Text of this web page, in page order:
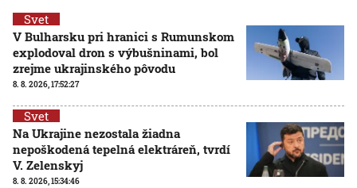
Svet
V Bulharsku pri hranici s Rumunskom
explodoval dron s výbušninami, bol
zrejme ukrajinského pôvodu
8. 8. 2026, 17:52:27
Svet
Na Ukrajine nezostala žiadna
nepoškodená tepelná elektráreň, tvrdí
V. Zelenskyj
8. 8. 2026, 15:34:46